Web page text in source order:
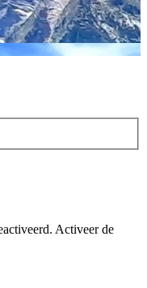
Activeer de